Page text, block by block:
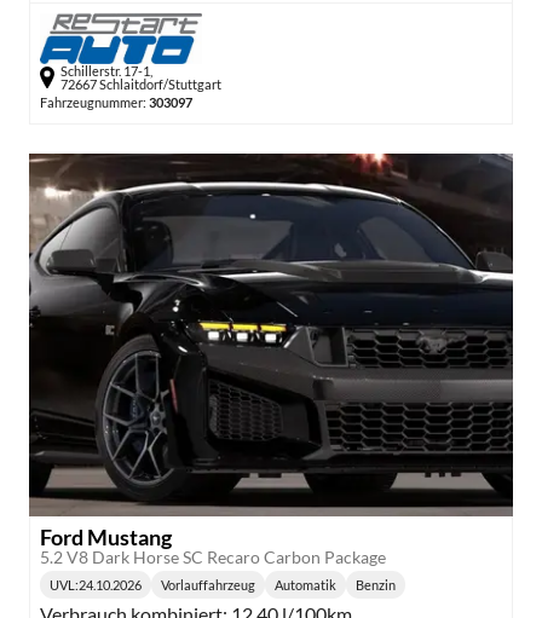
Schillerstr. 17-1,
72667 Schlaitdorf/Stuttgart
Fahrzeugnummer: 303097
Ford Mustang
5.2 V8 Dark Horse SC Recaro Carbon Package
Lieferzeit:
UVL :24.10.2026 Vorlauffahrzeug
Getriebe:
Automatik
Kraftstoff:
Benzin